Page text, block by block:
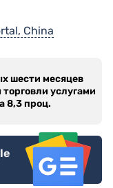
China
шести месяцев
услугами
8,3 проц.